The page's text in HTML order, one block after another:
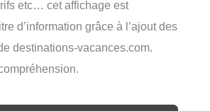
etc… cet affichage est
d’information grâce à l’ajout des
destinations-vacances.com.